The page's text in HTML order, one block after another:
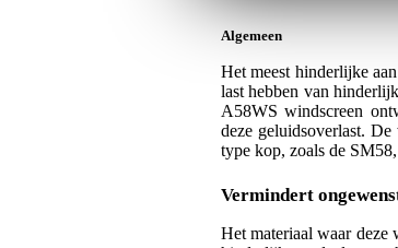
Algemeen
Het meest hinderlijke
last hebben van
A58WS windscreen
deze geluidsoverlast.
type kop, zoals de
Vermindert
Het materiaal waar deze